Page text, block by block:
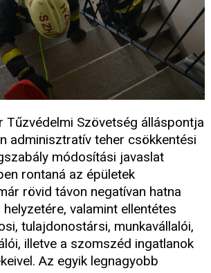
Tűzvédelmi Szövetség álláspontja
adminisztratív teher csökkentési
módosítási javaslat
rontaná az épületek
rövid távon negatívan hatna
valamint ellentétes
tulajdonostársi, munkavállalói,
illetve a szomszéd ingatlanok
Az egyik legnagyobb